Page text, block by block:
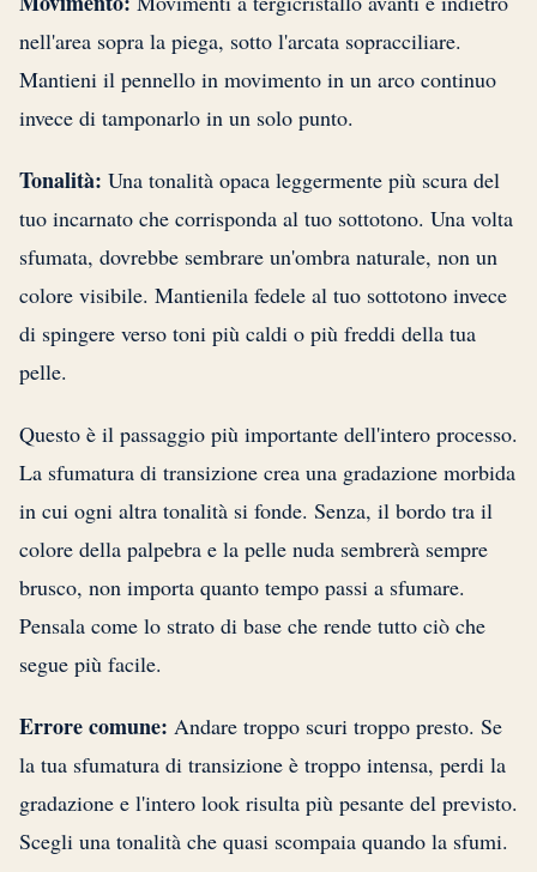
nell'area sopra la piega, sotto l'arcata sopracciliare.
Mantieni il pennello in movimento in un arco continuo
invece di tamponarlo in un solo punto.
Tonalità: Una tonalità opaca leggermente più scura del
tuo incarnato che corrisponda al tuo sottotono. Una volta
sfumata, dovrebbe sembrare un'ombra naturale, non un
colore visibile. Mantienila fedele al tuo sottotono invece
di spingere verso toni più caldi o più freddi della tua
pelle.
Questo è il passaggio più importante dell'intero processo.
La sfumatura di transizione crea una gradazione morbida
in cui ogni altra tonalità si fonde. Senza, il bordo tra il
colore della palpebra e la pelle nuda sembrerà sempre
brusco, non importa quanto tempo passi a sfumare.
Pensala come lo strato di base che rende tutto ciò che
segue più facile.
Errore comune: Andare troppo scuri troppo presto. Se
la tua sfumatura di transizione è troppo intensa, perdi la
gradazione e l'intero look risulta più pesante del previsto.
Scegli una tonalità che quasi scompaia quando la sfumi.